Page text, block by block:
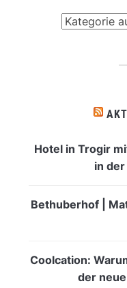
Hotel in Trogir
in der
Bethuberhof |
Coolcation:
der